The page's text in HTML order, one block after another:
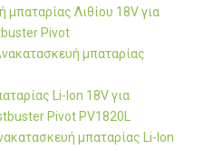
μπαταρίας Λιθίου 18V για
Pivot
μπαταρίας
Li-Ion 18V για
Pivot PV1820L
μπαταρίας Li-Ion